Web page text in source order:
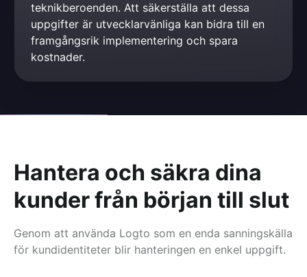
teknikberoenden. Att säkerställa att dessa
uppgifter är utvecklarvänliga kan bidra till en
framgångsrik implementering och spara
kostnader.
Hantera och säkra dina
kunder från början till slut
Genom att använda Logto som en enda sanningskälla
för kundidentiteter blir hanteringen en enkel uppgift.